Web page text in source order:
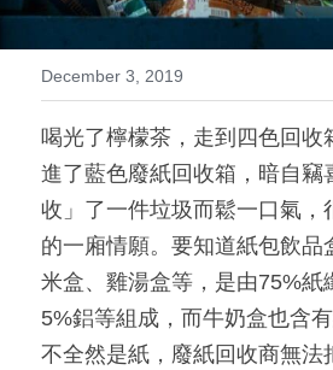
紙包盒是如何回收？
喵坊的綠色能源
喵坊的棉麻回收
喵坊的FSC Recycled認
喵坊廠房機器
December 3, 2019
喝光了檸檬茶，走到四色回收
進了藍色廢紙回收箱，暗自竊
收」了一件垃圾而鬆一口氣，
的一廂情願。要知道紙包飲品
米盒、雞湯盒等，是由75%紙
5%鋁等組成，而牛奶盒也含
不全然是紙，廢紙回收商無法